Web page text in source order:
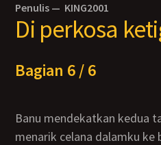
Penulis — KING2001
Di perkosa
Bagian 6 / 6
Banu mendekatkan kedua tangannya ke pahaku lalu
menarik celana dalamku ke